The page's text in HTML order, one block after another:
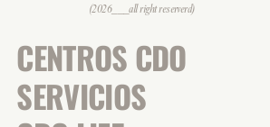
(2026___all right reserverd)
CENTROS CDO
SERVICIOS